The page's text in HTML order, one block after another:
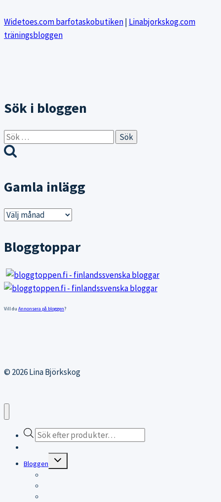
Widetoes.com barfotaskobutiken| Linabjorkskog.com
träningsbloggen
Sök i bloggen
Sök
efter:
Gamla inlägg
Gamla
Bloggtoppar
Vill du Annonsera på bloggen?
© 2026 Lina Björkskog
Products
search
Bloggen
Expand
child